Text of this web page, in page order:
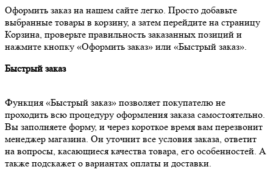
Оформить заказ на нашем сайте легко. Просто добавьте
выбранные товары в корзину, а затем перейдите на страницу
Корзина, проверьте правильность заказанных позиций и
нажмите кнопку «Оформить заказ» или «Быстрый заказ».
Быстрый заказ
Функция «Быстрый заказ» позволяет покупателю не
проходить всю процедуру оформления заказа самостоятельно.
Вы заполняете форму, и через короткое время вам перезвонит
менеджер магазина. Он уточнит все условия заказа, ответит
на вопросы, касающиеся качества товара, его особенностей. А
также подскажет о вариантах оплаты и доставки.